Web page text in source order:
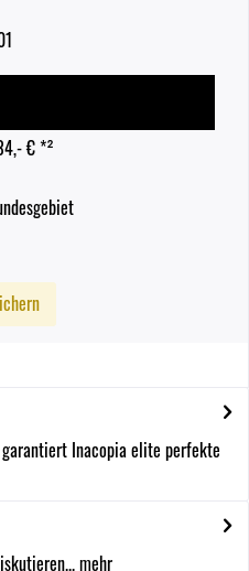
€ *²
Inacopia elite perfekte
mehr